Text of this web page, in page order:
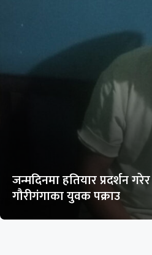
जन्मदिनमा हतियार प्रदर्शन
गौरीगंगाका युवक पक्राउ